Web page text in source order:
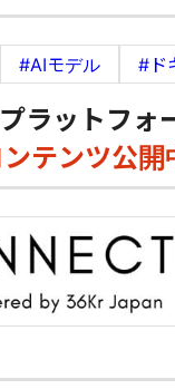
#AIモデル #ド
ラットフォ
テンツ公開